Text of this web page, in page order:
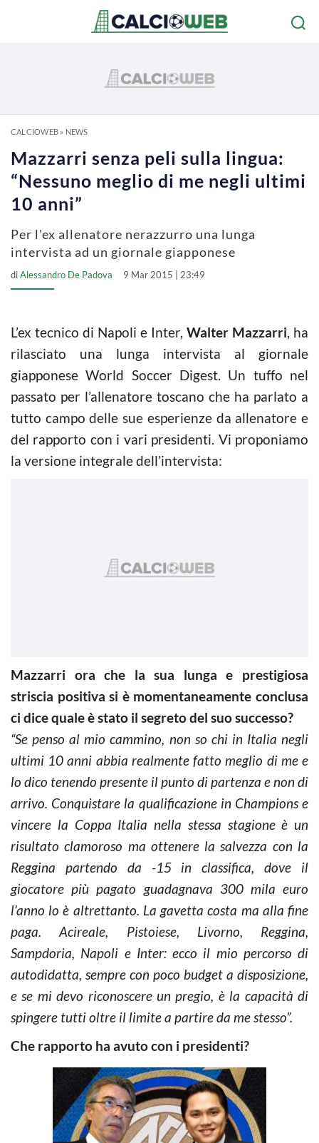
CALCIOWEB» NEWS
Mazzarri senza peli sulla lingua:
“Nessuno meglio di me negli ultimi
10 anni”
Per l'ex allenatore nerazzurro una lunga
intervista ad un giornale giapponese
diAlessandro De Padova 9 Mar 2015 | 23:49
L’ex tecnico di Napoli e Inter, Walter Mazzarri, ha
rilasciato una lunga intervista al giornale
giapponese World Soccer Digest. Un tuffo nel
passato per l’allenatore toscano che ha parlato a
tutto campo delle sue esperienze da allenatore e
del rapporto con i vari presidenti. Vi proponiamo
la versione integrale dell’intervista:
Mazzarri ora che la sua lunga e prestigiosa
striscia positiva si è momentaneamente conclusa
ci dice quale è stato il segreto del suo successo?
“Se penso al mio cammino, non so chi in Italia negli
ultimi 10 anni abbia realmente fatto meglio di me e
lo dico tenendo presente il punto di partenza e non di
arrivo. Conquistare la qualificazione in Champions e
vincere la Coppa Italia nella stessa stagione è un
risultato clamoroso ma ottenere la salvezza con la
Reggina partendo da -15 in classifica, dove il
giocatore più pagato guadagnava 300 mila euro
l’anno lo è altrettanto. La gavetta costa ma alla fine
paga. Acireale, Pistoiese, Livorno, Reggina,
Sampdoria, Napoli e Inter: ecco il mio percorso di
autodidatta, sempre con poco budget a disposizione,
e se mi devo riconoscere un pregio, è la capacità di
spingere tutti oltre il limite a partire da me stesso”.
Che rapporto ha avuto con i presidenti?